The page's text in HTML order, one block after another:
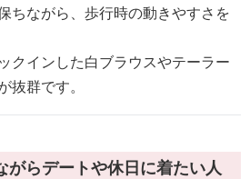
ちながら、歩行時の動きやすさを
クインした白ブラウスやテーラー
抜群です。
がらデートや休日に着たい人